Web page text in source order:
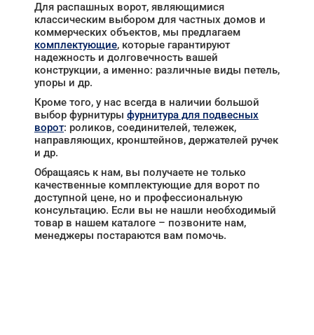
Для распашных ворот, являющимися
классическим выбором для частных домов и
коммерческих объектов, мы предлагаем
комплектующие, которые гарантируют
надежность и долговечность вашей
конструкции, а именно: различные виды петель,
упоры и др.
Кроме того, у нас всегда в наличии большой
выбор фурнитуры фурнитура для подвесных
ворот: роликов, соединителей, тележек,
направляющих, кронштейнов, держателей ручек
и др.
Обращаясь к нам, вы получаете не только
качественные комплектующие для ворот по
доступной цене, но и профессиональную
консультацию. Если вы не нашли необходимый
товар в нашем каталоге – позвоните нам,
менеджеры постараются вам помочь.